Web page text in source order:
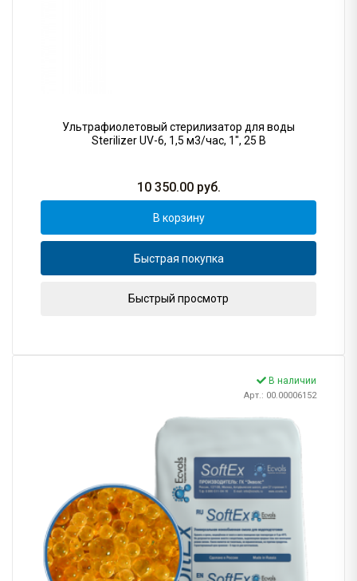
Ультрафиолетовый стерилизатор для воды
Sterilizer UV-6, 1,5 м3/час, 1", 25 В
10 350.00руб.
В корзину
Быстрая покупка
Быстрый просмотр
В наличии
Арт.: 00.00006152